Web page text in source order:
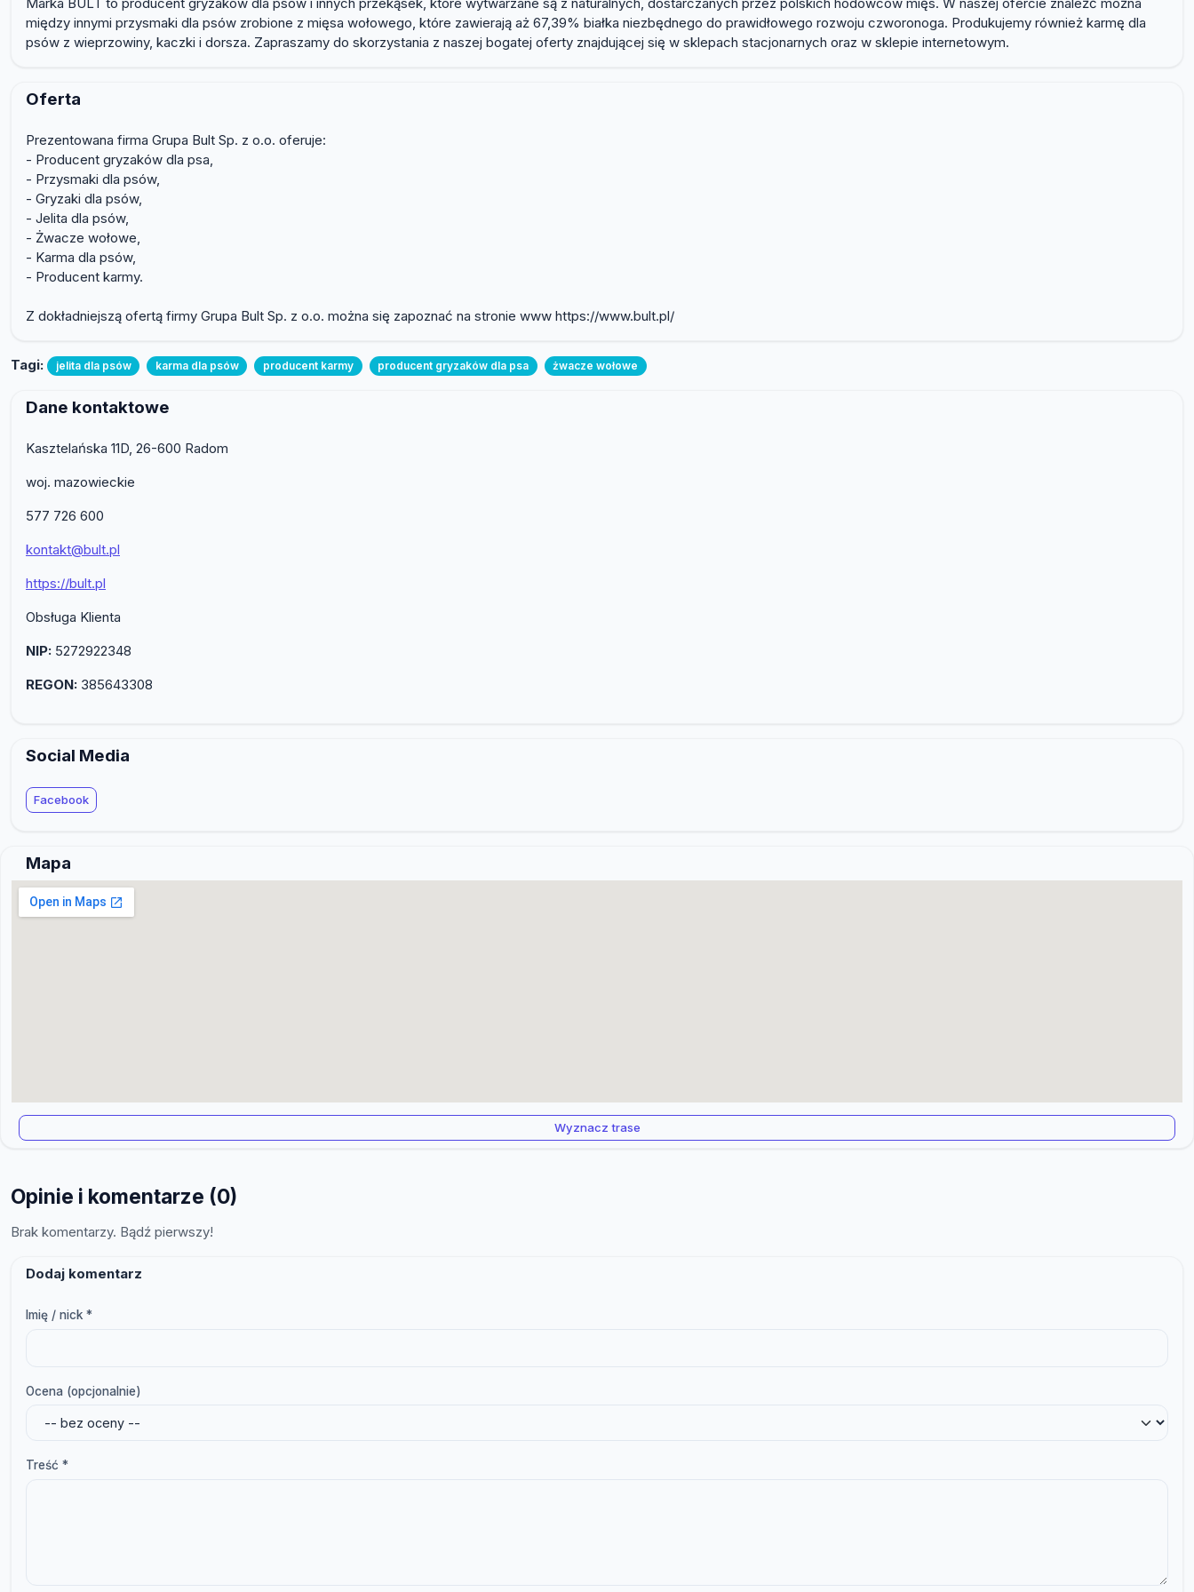
między innymi przysmaki dla psów zrobione z mięsa wołowego, które zawierają aż 67,39% białka niezbędnego do prawidłowego rozwoju czworonoga. Produkujemy również karmę dla
psów z wieprzowiny, kaczki i dorsza. Zapraszamy do skorzystania z naszej bogatej oferty znajdującej się w sklepach stacjonarnych oraz w sklepie internetowym.
Oferta
Prezentowana firma Grupa Bult Sp. z o.o. oferuje:
- Producent gryzaków dla psa,
- Przysmaki dla psów,
- Gryzaki dla psów,
- Jelita dla psów,
- Żwacze wołowe,
- Karma dla psów,
- Producent karmy.
Z dokładniejszą ofertą firmy Grupa Bult Sp. z o.o. można się zapoznać na stronie www https://www.bult.pl/
Tagi: jelita dla psów karma dla psów producent karmy producent gryzaków dla psa żwacze wołowe
Dane kontaktowe
Kasztelańska 11D, 26-600 Radom
woj. mazowieckie
577 726 600
kontakt@bult.pl
https://bult.pl
Obsługa Klienta
NIP: 5272922348
REGON: 385643308
Social Media
Facebook
Mapa
Wyznacz trase
Opinie i komentarze (0)
Brak komentarzy. Bądź pierwszy!
Dodaj komentarz
Imię / nick *
Ocena (opcjonalnie)
Treść *